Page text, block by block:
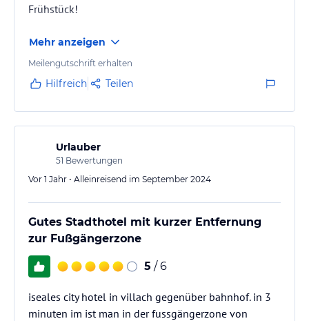
Frühstück!
Mehr anzeigen
Meilengutschrift erhalten
Hilfreich Teilen
Urlauber
51 Bewertungen
Vor 1 Jahr • Alleinreisend im September 2024
Gutes Stadthotel mit kurzer Entfernung
zur Fußgängerzone
5 / 6
iseales city hotel in villach gegenüber bahnhof. in 3
minuten im ist man in der fussgängerzone von